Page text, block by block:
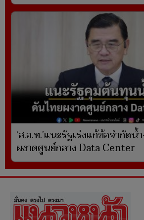
‘ส.อ.ท.’แนะรัฐเร่งแก้ข้อจำกัด
ผงาดศูนย์กลาง Data Center